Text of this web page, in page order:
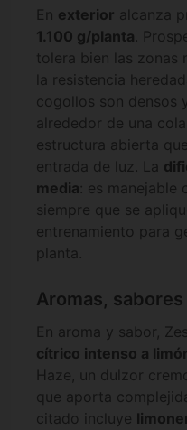
En exterior alcanza
1.100 g/planta.
tolera bien las zonas
la resistencia
cogollos son densos
alrededor de una
estructura abierta
entrada de luz. La
media: es manejable
siempre que se
entrenamiento para
planta.
Aromas,
En aroma y sabor,
cítrico intenso a
Haze, un dulzor
que aporta
citado incluye